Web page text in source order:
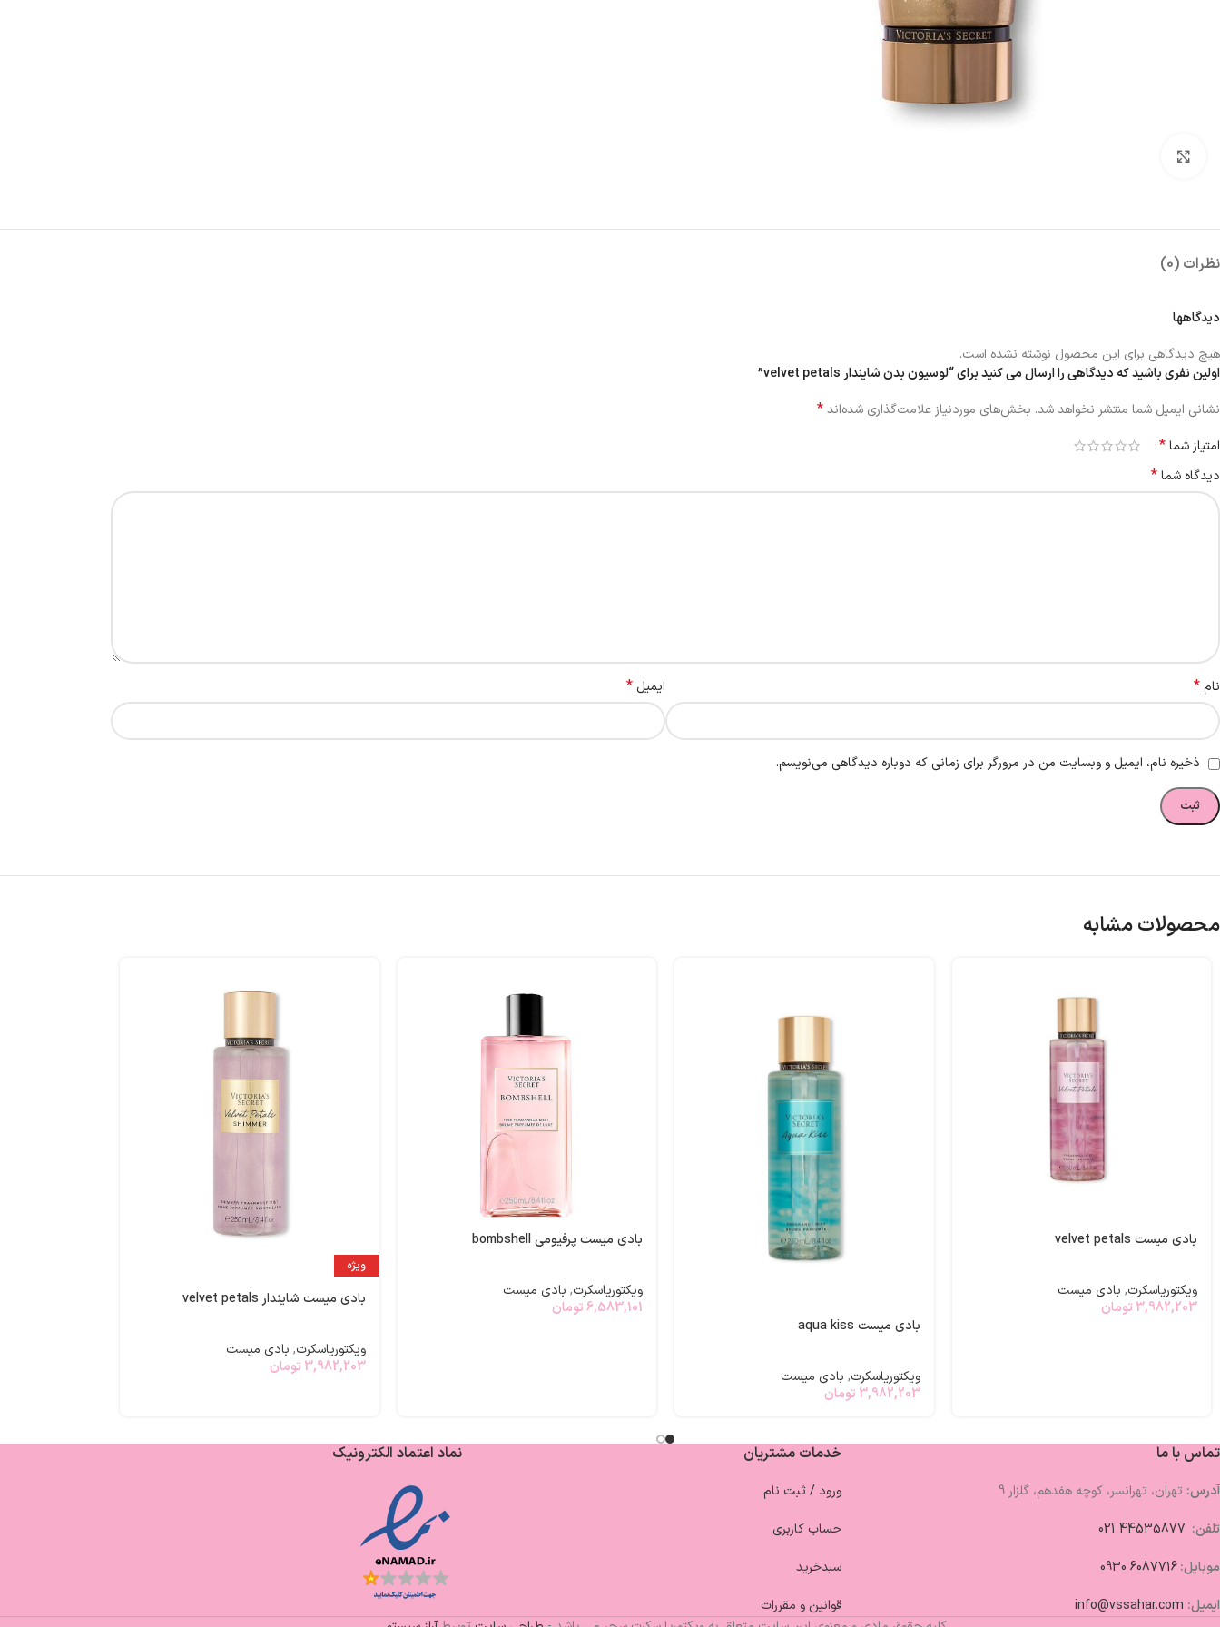
نظرات (0)
دیدگاهها
هیچ دیدگاهی برای این محصول نوشته نشده است.
اولین نفری باشید که دیدگاهی را ارسال می کنید برای “لوسیون بدن شایندار velvet petals”
نشانی ایمیل شما منتشر نخواهد شد. بخش‌های موردنیاز علامت‌گذاری شده‌اند*
امتیاز شما*
دیدگاه شما*
نام* ایمیل *
ذخیره نام، ایمیل و وبسایت من در مرورگر برای زمانی که دوباره دیدگاهی می‌نویسم.
محصولات مشابه
بادی میست velvet petals
ویکتوریاسکرت, بادی میست
3,982,203 تومان
بادی میست aqua kiss
ویکتوریاسکرت, بادی میست
3,982,203 تومان
بادی میست پرفیومی bombshell
ویکتوریاسکرت, بادی میست
6,583,101تومان
ویژه
بادی میست شایندار velvet petals
ویکتوریاسکرت, بادی میست
3,982,203 تومان
تماس با ما
آدرس: تهران، تهرانسر، کوچه هفدهم، گلزار 9
تلفن:
موبایل:6087716 0930
ایمیل: info@vssahar.com
خدمات مشتریان
ورود / ثبت نام
حساب کاربری
سبدخرید
قوانین و مقررات
نماد اعتماد الکترونیک